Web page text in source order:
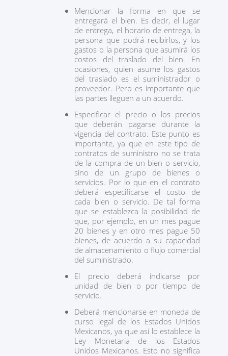
Mencionar la forma en que se
entregará el bien. Es decir, el lugar
de entrega, el horario de entrega, la
persona que podrá recibirlos, y los
gastos o la persona que asumirá los
costos del traslado del bien. En
ocasiones, quien asume los gastos
del traslado es el suministrador o
proveedor. Pero es importante que
las partes lleguen a un acuerdo.
Especificar el precio o los precios
que deberán pagarse durante la
vigencia del contrato. Este punto es
importante, ya que en este tipo de
contratos de suministro no se trata
de la compra de un bien o servicio,
sino de un grupo de bienes o
servicios. Por lo que en el contrato
deberá especificarse el costo de
cada bien o servicio. De tal forma
que se establezca la posibilidad de
que, por ejemplo, en un mes pague
20 bienes y en otro mes pague 50
bienes, de acuerdo a su capacidad
de almacenamiento o flujo comercial
del suministrado.
El precio deberá indicarse por
unidad de bien o por tiempo de
servicio.
Deberá mencionarse en moneda de
curso legal de los Estados Unidos
Mexicanos, ya que así lo establece la
Ley Monetaria de los Estados
Unidos Mexicanos. Esto no significa